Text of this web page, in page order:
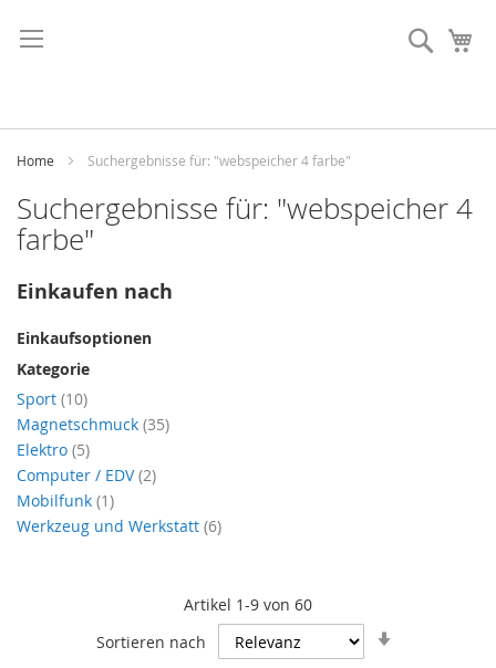
zum
Inhalt
Suche
Home Suchergebnisse für: "webspeicher 4 farbe"
Suchergebnisse für: "webspeicher 4
farbe"
Artikel 1-9 von 60
Sortieren nach
Einkaufen nach
Einkaufsoptionen
Kategorie
Sport 10Artikel
Magnetschmuck 35Artikel
Elektro 5Artikel
Computer / EDV 2Artikel
Mobilfunk 1Artikel
Werkzeug und Werkstatt 6Artikel